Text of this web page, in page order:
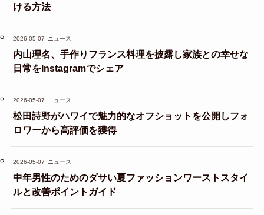
ける方法
2026-05-07 ニュース
内山理名、手作りフランス料理を披露し家族との幸せな
日常をInstagramでシェア
2026-05-07 ニュース
松田詩野がハワイで魅力的なオフショットを公開しフォ
ロワーから高評価を獲得
2026-05-07 ニュース
中年男性のためのダサい夏ファッションワーストスタイ
ルと改善ポイントガイド